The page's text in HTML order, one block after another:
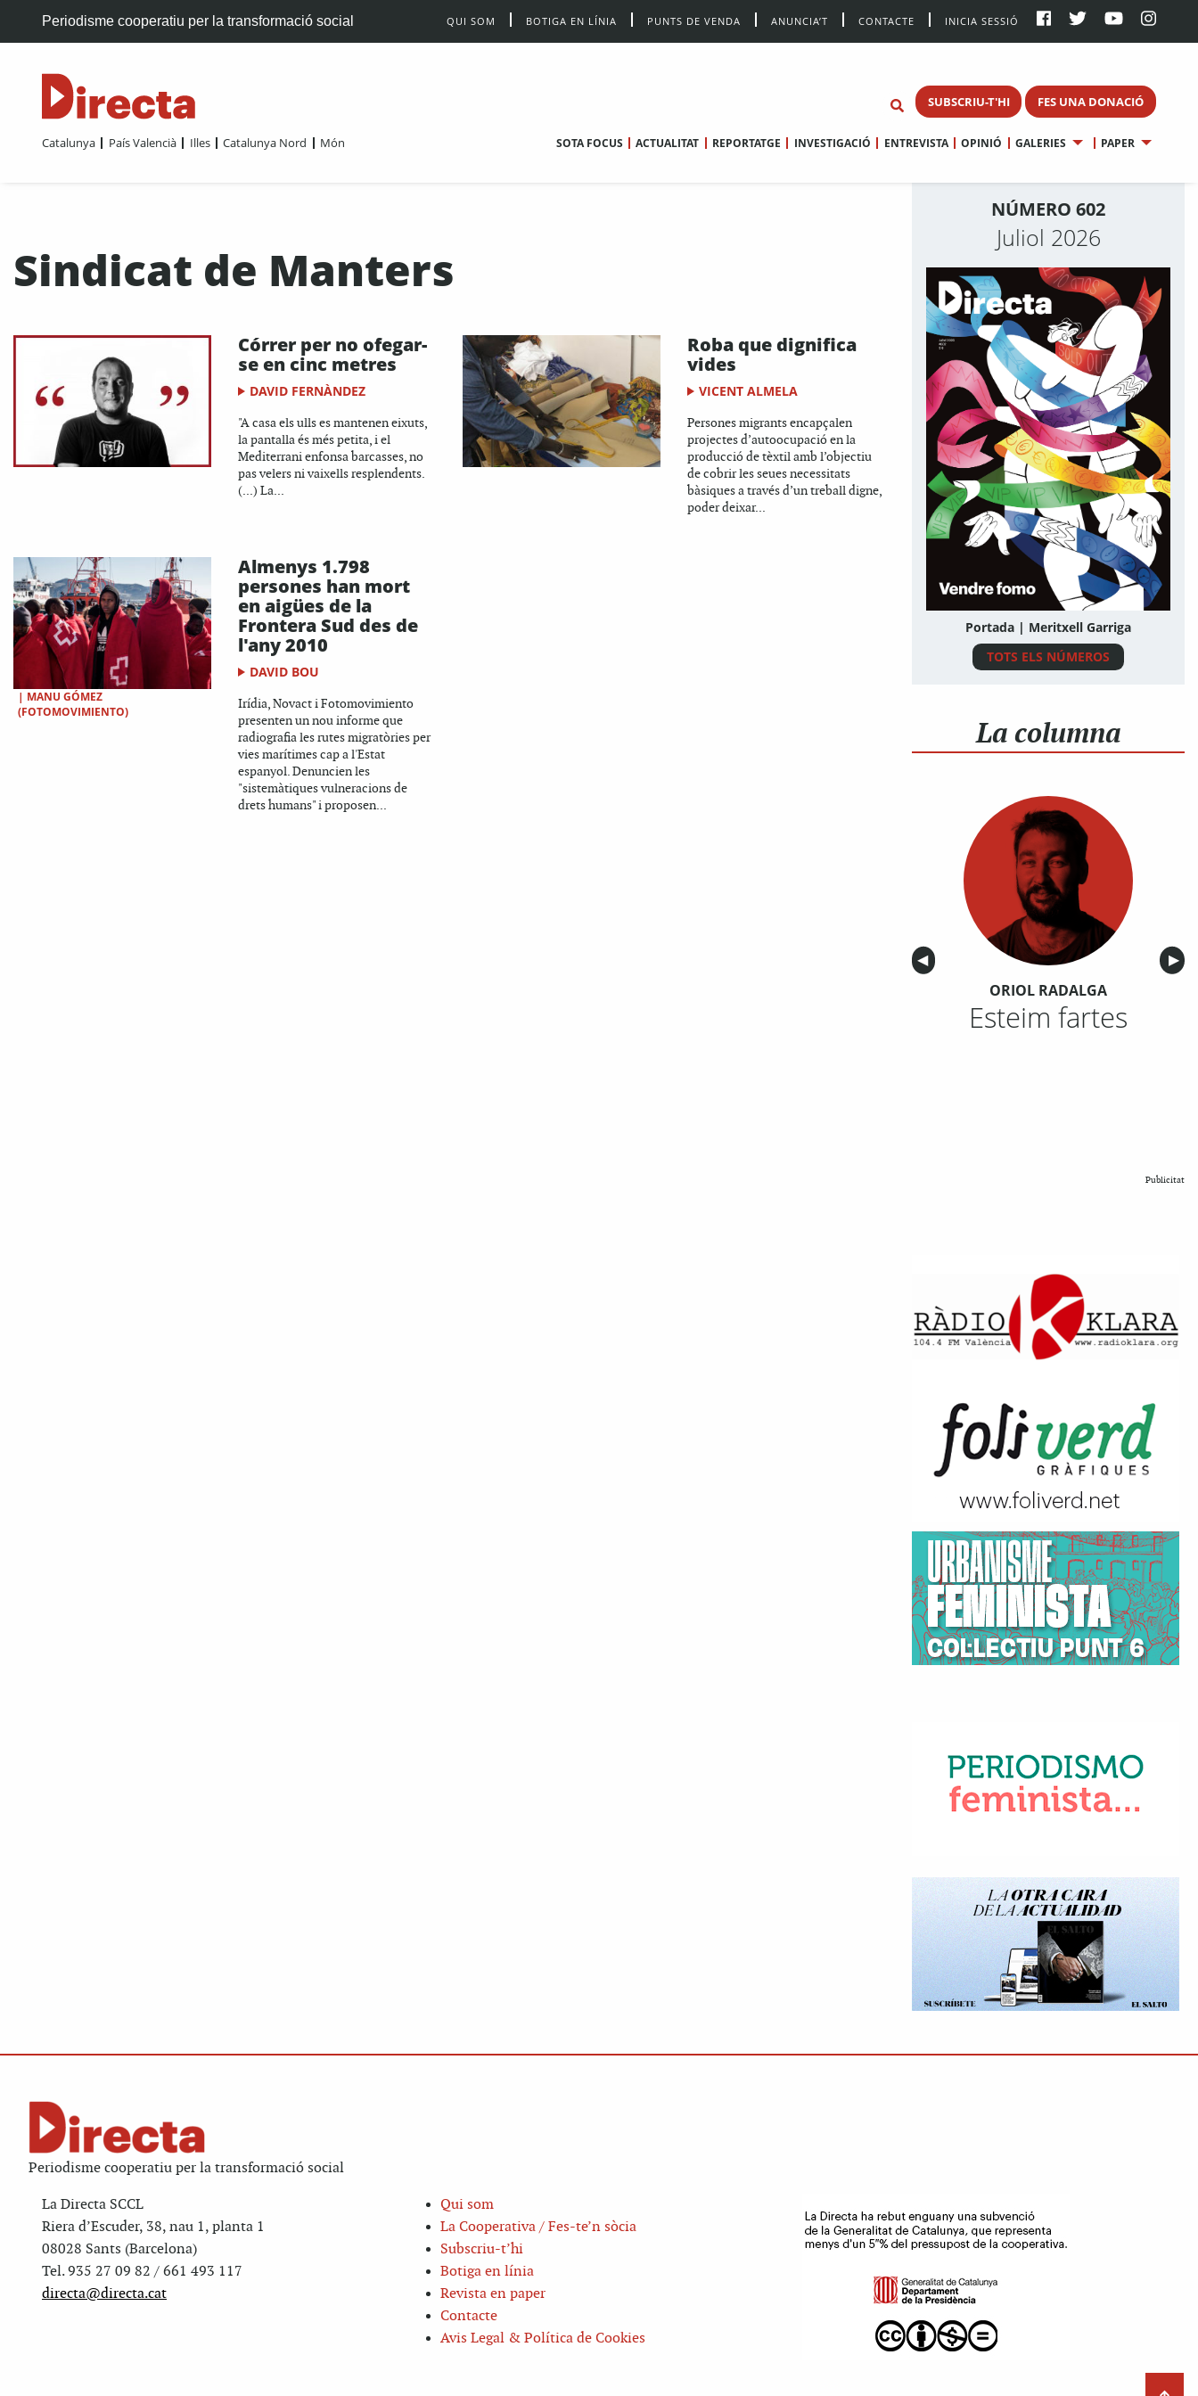
Periodisme cooperatiu per la transformació social QUI SOM BOTIGA EN LÍNIA PUNTS DE VENDA ANUNCIA’T CONTACTE INICIA SESSIÓ
SUBSCRIU-T'HI FES UNA DONACIÓ
Catalunya País Valencià Illes Catalunya Nord Món SOTA FOCUS ACTUALITAT REPORTATGE INVESTIGACIÓ ENTREVISTA OPINIÓ GALERIES PAPER
Sindicat de Manters
Córrer per no ofegar-
se en cinc metres
DAVID FERNÀNDEZ
"A casa els ulls es mantenen eixuts,
la pantalla és més petita, i el
Mediterrani enfonsa barcasses, no
pas velers ni vaixells resplendents.
(...) La...
Roba que dignifica
vides
VICENT ALMELA
Persones migrants encapçalen
projectes d’autoocupació en la
producció de tèxtil amb l’objectiu
de cobrir les seues necessitats
bàsiques a través d’un treball digne,
poder deixar...
| MANU GÓMEZ
(FOTOMOVIMIENTO)
Almenys 1.798
persones han mort
en aigües de la
Frontera Sud des de
l'any 2010
DAVID BOU
Irídia, Novact i Fotomovimiento
presenten un nou informe que
radiografia les rutes migratòries per
vies marítimes cap a l'Estat
espanyol. Denuncien les
"sistemàtiques vulneracions de
drets humans" i proposen...
NÚMERO 602
Juliol 2026
Portada | Meritxell Garriga
TOTS ELS NÚMEROS
La columna
Anterior
◀︎ ▶︎
ORIOL RADALGA
Esteim fartes
Publicitat
Periodisme cooperatiu per la transformació social
La Directa SCCL
Riera d’Escuder, 38, nau 1, planta 1
08028 Sants (Barcelona)
Tel. 935 27 09 82 / 661 493 117
directa@directa.cat
Qui som
La Cooperativa / Fes-te’n sòcia
Subscriu-t’hi
Botiga en línia
Revista en paper
Contacte
Avis Legal & Política de Cookies